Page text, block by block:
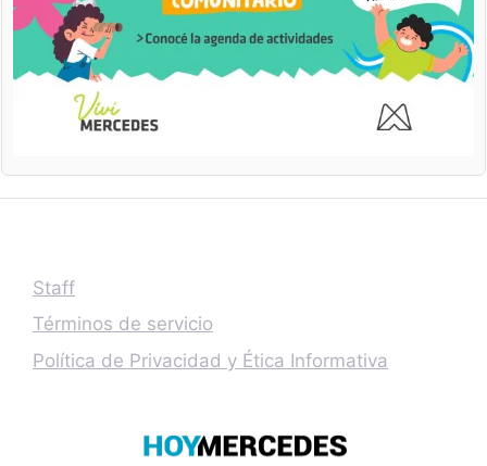
Staff
Términos de servicio
Política de Privacidad y Ética Informativa